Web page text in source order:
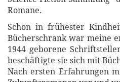
Romane.
Schon in frühester
Bücherschrank war meine
1944 geborene
beschäftigte sie sich mit
Nach ersten Erfahrungen